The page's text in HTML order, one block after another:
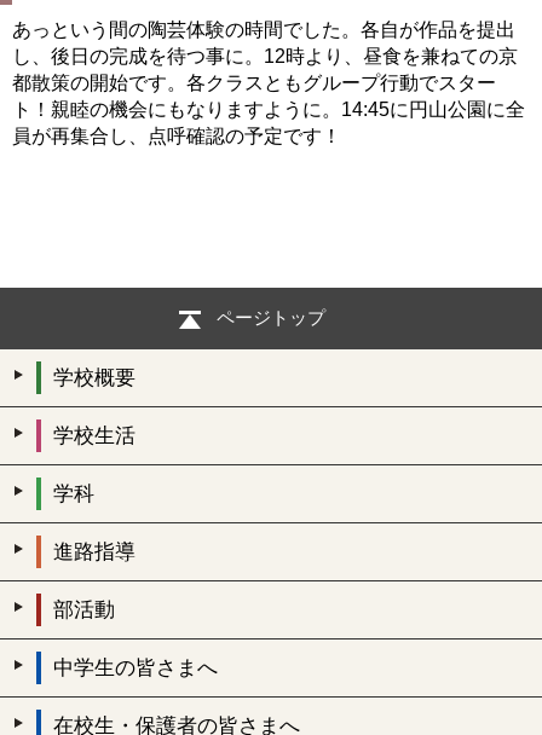
あっという間の陶芸体験の時間でした。各自が作品を提出
し、後日の完成を待つ事に。12時より、昼食を兼ねての京
都散策の開始です。各クラスともグループ行動でスター
ト！親睦の機会にもなりますように。14:45に円山公園に全
員が再集合し、点呼確認の予定です！
ページトップ
学校概要
学校生活
学科
進路指導
部活動
中学生の皆さまへ
在校生・保護者の皆さまへ